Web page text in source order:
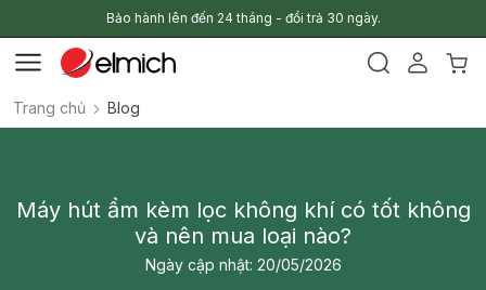
Bảo hành lên đến 24 tháng - đổi trả 30 ngày.
Trang chủ Blog
Máy hút ẩm kèm lọc không khí có tốt không
và nên mua loại nào?
Ngày cập nhật: 20/05/2026